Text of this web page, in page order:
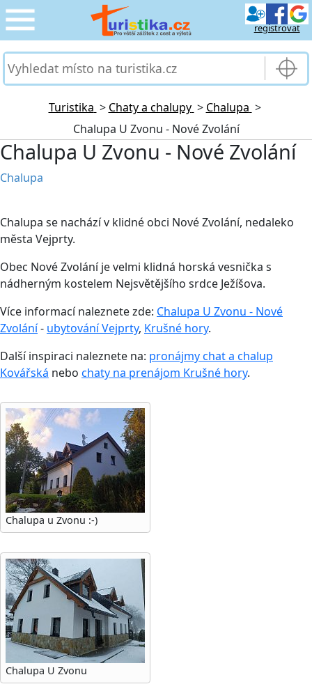
registrovat
CESTOVÁNÍ
PRO TURISTY ›
MOJE TURISTIKA
Turistika > Chaty a chalupy > Chalupa >
Chalupa U Zvonu - Nové Zvolání
Chalupa U Zvonu - Nové Zvolání
Chalupa
Chalupa se nachází v klidné obci Nové Zvolání, nedaleko
města Vejprty.
Obec Nové Zvolání je velmi klidná horská vesnička s
nádherným kostelem Nejsvětějšího srdce Ježíšova.
Více informací naleznete zde: Chalupa U Zvonu - Nové
Zvolání- ubytování Vejprty, Krušné hory.
Další inspiraci naleznete na: pronájmy chat a chalup
Kovářská nebo chaty na prenájom Krušné hory.
Chalupa u Zvonu :-)
Chalupa U Zvonu